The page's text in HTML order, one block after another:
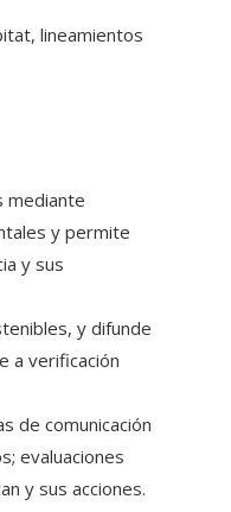
lineamientos
mediante
y permite
y sus
y difunde
a verificación
de comunicación
evaluaciones
y sus acciones.